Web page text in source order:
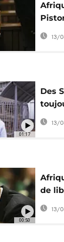
une
13/
01:17
Des
une
13/
00:50
de
13/